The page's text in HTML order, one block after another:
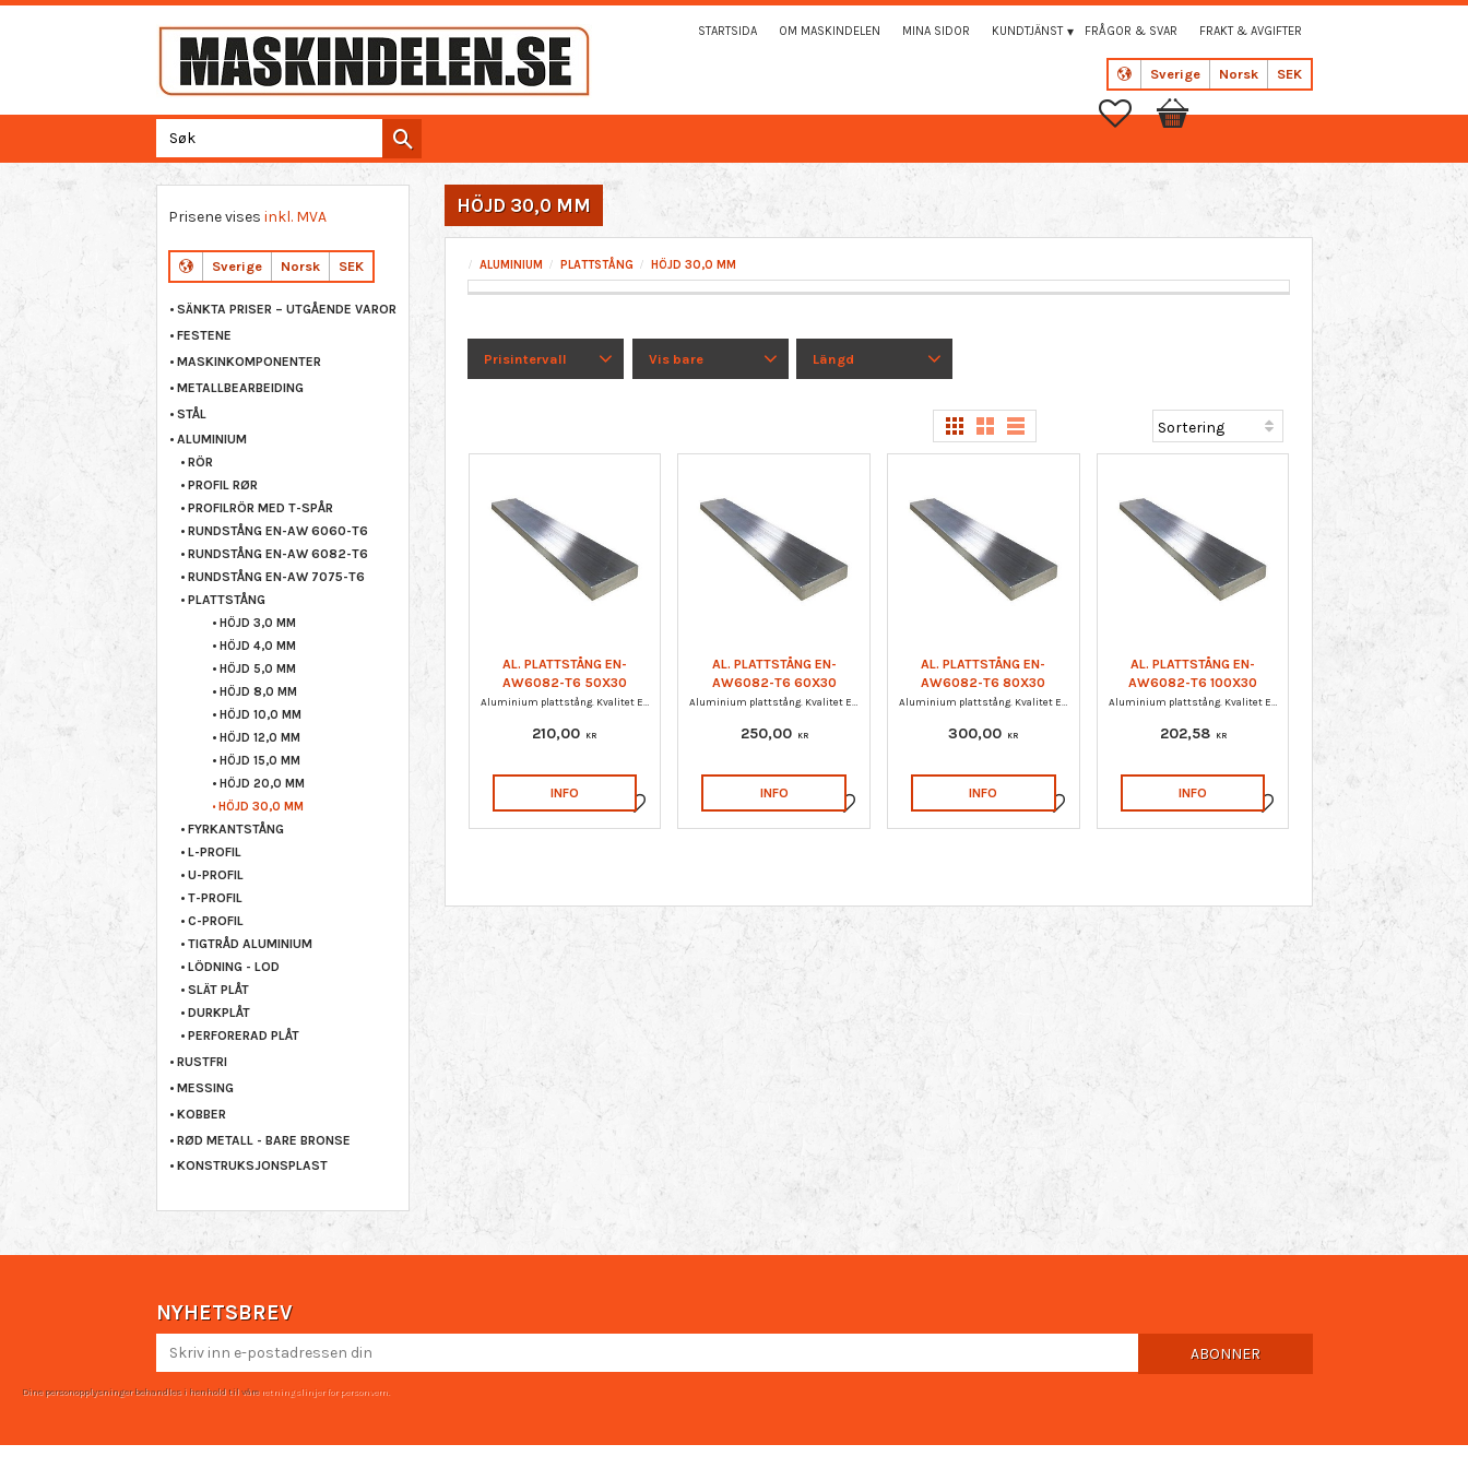
Sverige Norsk SEK
STARTSIDA OM MASKINDELEN MINA SIDOR KUNDTJÄNST FRÅGOR & SVAR FRAKT & AVGIFTER
Favoritter
Handlekurv
HÖJD 30,0 MM
ALUMINIUM PLATTSTÅNG HÖJD 30,0 MM
Prisintervall Vis bare Längd
mm.
1
300 MM + / - 10
Vis flere
AL. PLATTSTÅNG EN-
AW6082-T6 50X30
210,00 KR
Lagre som favoritt
INFO
AL. PLATTSTÅNG EN-
AW6082-T6 60X30
250,00 KR
Lagre som favoritt
INFO
AL. PLATTSTÅNG EN-
AW6082-T6 80X30
300,00 KR
Lagre som favoritt
INFO
AL. PLATTSTÅNG EN-
AW6082-T6 100X30
202,58 KR
Lagre som favoritt
INFO
Prisene vises inkl. MVA
Sverige Norsk SEK
SÄNKTA PRISER – UTGÅENDE VAROR
FESTENE
MASKINKOMPONENTER
METALLBEARBEIDING
STÅL
ALUMINIUM
RÖR
PROFIL RØR
PROFILRÖR MED T-SPÅR
RUNDSTÅNG EN-AW 6060-T6
RUNDSTÅNG EN-AW 6082-T6
RUNDSTÅNG EN-AW 7075-T6
PLATTSTÅNG
HÖJD 3,0 MM
HÖJD 4,0 MM
HÖJD 5,0 MM
HÖJD 8,0 MM
HÖJD 10,0 MM
HÖJD 12,0 MM
HÖJD 15,0 MM
HÖJD 20,0 MM
HÖJD 30,0 MM
FYRKANTSTÅNG
L-PROFIL
U-PROFIL
T-PROFIL
C-PROFIL
TIGTRÅD ALUMINIUM
LÖDNING - LOD
SLÄT PLÅT
DURKPLÅT
PERFORERAD PLÅT
RUSTFRI
MESSING
KOBBER
RØD METALL - BARE BRONSE
KONSTRUKSJONSPLAST
NYHETSBREV
ABONNER
Dine personopplysninger behandles i henhold til våre retningslinjer for personvern.